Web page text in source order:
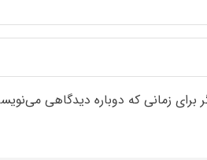
برای زمانی که دوباره دیدگاهی